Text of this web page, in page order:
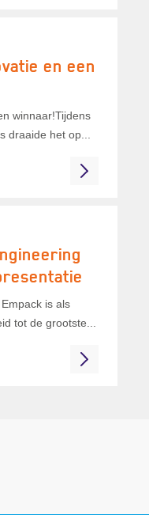
en een
winnaar!Tijdens
draaide het op...
is als
tot de grootste...